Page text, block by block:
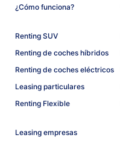
¿Cómo funciona?
Renting SUV
Renting de coches híbridos
Renting de coches eléctricos
Leasing particulares
Renting Flexible
Leasing empresas